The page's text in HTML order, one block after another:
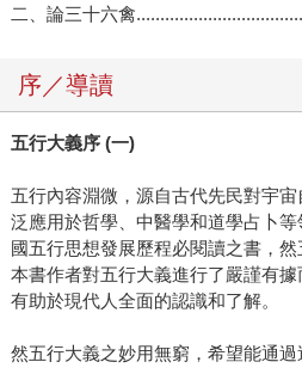
二、論三十六禽
序／導讀
五行大義序 (一)
五行內容淵微，源自古代先民對宇
泛應用於哲學、中醫學和道學占卜
國五行思想發展歷程必閱讀之書，
本書作者對五行大義進行了嚴謹有據
有助於現代人全面的認識和了解。
然五行大義之妙用無窮，希望能通